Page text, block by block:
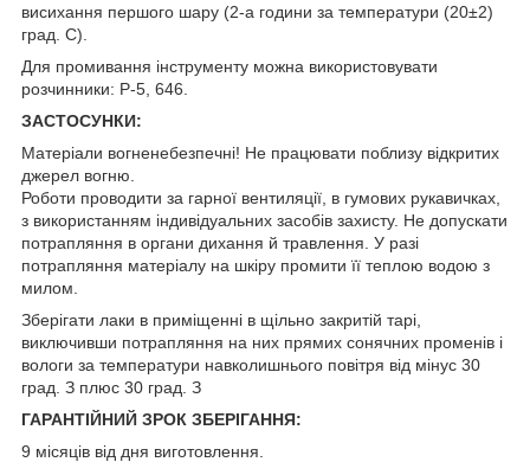
висихання першого шару (2-а години за температури (20±2)
град. С).
Для промивання інструменту можна використовувати
розчинники: Р-5, 646.
ЗАСТОСУНКИ:
Матеріали вогненебезпечні! Не працювати поблизу відкритих
джерел вогню.
Роботи проводити за гарної вентиляції, в гумових рукавичках,
з використанням індивідуальних засобів захисту. Не допускати
потрапляння в органи дихання й травлення. У разі
потрапляння матеріалу на шкіру промити її теплою водою з
милом.
Зберігати лаки в приміщенні в щільно закритій тарі,
виключивши потрапляння на них прямих сонячних променів і
вологи за температури навколишнього повітря від мінус 30
град. З плюс 30 град. З
ГАРАНТІЙНИЙ ЗРОК ЗБЕРІГАННЯ:
9 місяців від дня виготовлення.